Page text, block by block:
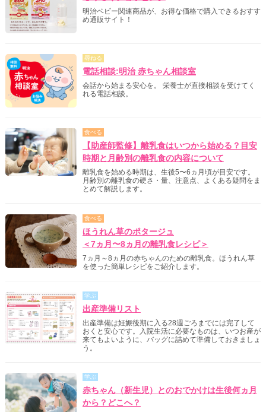
明治ベビー関連商品が、お得な価格で購入できるおすす
め通販サイト！
尋ねる
電話相談:明治 赤ちゃん相談室
会話から始まる安心を。 栄養士が直接相談を受けてく
れる電話相談。
食べる
【助産師監修】離乳食はいつから始める？目安
時期と月齢別の離乳食の内容について
離乳食を始める時期は、生後5〜6ヵ月頃が目安です。
月齢別の離乳食の硬さ・量、注意点、よくある疑問をま
とめて解説します。
食べる
ほうれん草のポタージュ
＜7ヵ月〜8ヵ月の離乳食レシピ＞
7ヵ月～8ヵ月の赤ちゃんのための離乳食。ほうれん草
を使った簡単レシピをご紹介します。
学ぶ
出産準備リスト
出産準備は妊娠後期に入る28週ごろまでには完了して
おくと安心です。入院生活に必要なものは、いつお産が
来てもよいように、バッグに詰めて準備しておきましょ
う。
学ぶ
赤ちゃん（新生児）とのおでかけは生後何ヵ月
から？どこへ？